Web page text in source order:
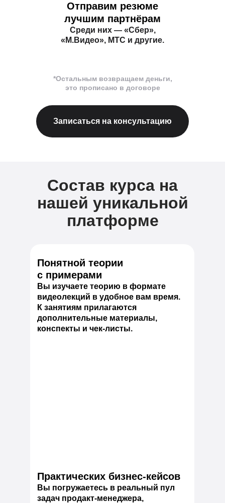
*Остальным возвращаем деньги,
это прописано в договоре
Отправим резюме
лучшим партнёрам
Среди них — «Сбер»,
«М.Видео», МТС и другие.
Записаться на консультацию
Понятной теории
с примерами
Вы изучаете теорию в формате
видеолекций в удобное вам время.
К занятиям прилагаются
дополнительные материалы,
конспекты и чек-листы.
Практических бизнес-кейсов
Вы погружаетесь в реальный пул
задач продакт-менеджера,
Состав курса на
нашей уникальной
платформе